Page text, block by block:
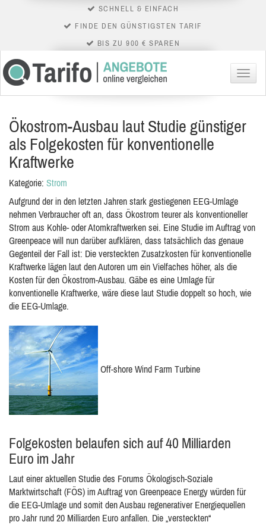
SCHNELL & EINFACH
FINDE DEN GÜNSTIGSTEN TARIF
BIS ZU 900 € SPAREN
Menü
Ökostrom-Ausbau laut Studie günstiger
als Folgekosten für konventionelle
Kraftwerke
Kategorie: Strom
Aufgrund der in den letzten Jahren stark gestiegenen EEG-Umlage
nehmen Verbraucher oft an, dass Ökostrom teurer als konventioneller
Strom aus Kohle- oder Atomkraftwerken sei. Eine Studie im Auftrag von
Greenpeace will nun darüber aufklären, dass tatsächlich das genaue
Gegenteil der Fall ist: Die versteckten Zusatzkosten für konventionelle
Kraftwerke lägen laut den Autoren um ein Vielfaches höher, als die
Kosten für den Ökostrom-Ausbau. Gäbe es eine Umlage für
konventionelle Kraftwerke, wäre diese laut Studie doppelt so hoch, wie
die EEG-Umlage.
Off-shore Wind Farm Turbine
Folgekosten belaufen sich auf 40 Milliarden
Euro im Jahr
Laut einer aktuellen Studie des Forums Ökologisch-Soziale
Marktwirtschaft (FÖS) im Auftrag von Greenpeace Energy würden für
die EEG-Umlage und somit den Ausbau regenerativer Energiequellen
pro Jahr rund 20 Milliarden Euro anfallen. Die „versteckten“